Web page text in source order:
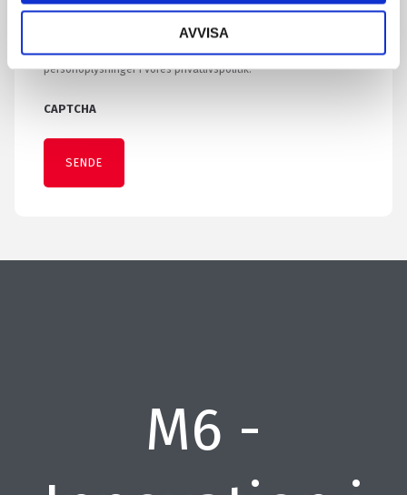
AVVISA
Ved at indsende formularen accepterer du, at vi gemmer
personoplysninger i vores privatlivspolitik.
CAPTCHA
M6 -